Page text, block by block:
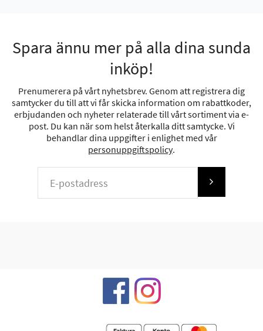
Spara ännu mer på alla dina sunda
inköp!
Prenumerera på vårt nyhetsbrev. Genom att registrera dig
samtycker du till att vi får skicka information om rabattkoder,
erbjudanden och nyheter relaterade till vårt sortiment via e-
post. Du kan när som helst återkalla ditt samtycke. Vi
behandlar dina uppgifter i enlighet med vår
personuppgiftspolicy.